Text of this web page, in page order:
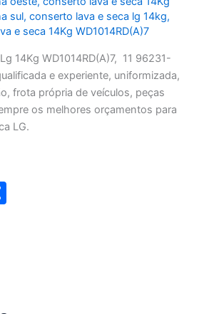
sul,conserto lava e seca lg 14kg,
e seca 14Kg WD1014RD(A)7
14Kg WD1014RD(A)7, 11 96231-
e experiente, uniformizada,
frota própria de veículos, peças
os melhores orçamentos para
LG.